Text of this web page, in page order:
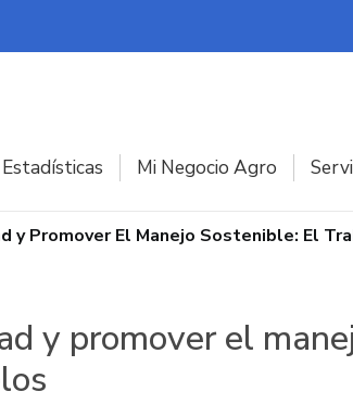
Estadísticas Mi Negocio Agro
y Promover El Manejo Sostenible: El
y promover el